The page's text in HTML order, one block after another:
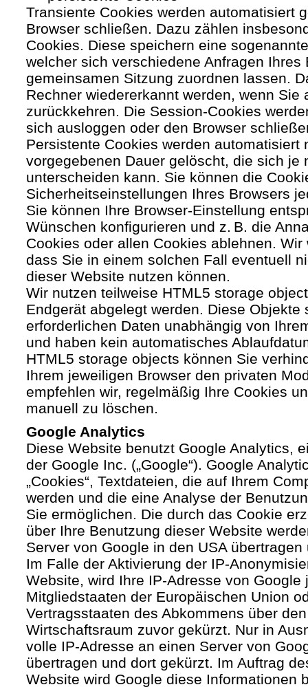
Transiente Cookies werden automatisiert
Browser schließen. Dazu zählen
Cookies. Diese speichern eine
welcher sich verschiedene Anfragen Ihres
gemeinsamen Sitzung zuordnen lassen.
Rechner wiedererkannt werden, wenn Sie
zurückkehren. Die Session-Cookies
sich ausloggen oder den Browser
Persistente Cookies werden automatisiert
vorgegebenen Dauer gelöscht, die sich je
unterscheiden kann. Sie können die
Sicherheitseinstellungen Ihres Browsers
Sie können Ihre Browser-Einstellung
Wünschen konfigurieren und z. B. die
Cookies oder allen Cookies ablehnen.
dass Sie in einem solchen Fall eventuell
dieser Website nutzen können.
Wir nutzen teilweise HTML5 storage
Endgerät abgelegt werden. Diese Objekte
erforderlichen Daten unabhängig von
und haben kein automatisches
HTML5 storage objects können Sie
Ihrem jeweiligen Browser den privaten
empfehlen wir, regelmäßig Ihre Cookies
manuell zu löschen.
Google Analytics
Diese Website benutzt Google Analytics,
der Google Inc. („Google“). Google
„Cookies“, Textdateien, die auf Ihrem
werden und die eine Analyse der
Sie ermöglichen. Die durch das Cookie
über Ihre Benutzung dieser Website
Server von Google in den USA
Im Falle der Aktivierung der IP-
Website, wird Ihre IP-Adresse von Google
Mitgliedstaaten der Europäischen Union
Vertragsstaaten des Abkommens über
Wirtschaftsraum zuvor gekürzt. Nur in
volle IP-Adresse an einen Server von
übertragen und dort gekürzt. Im Auftrag
Website wird Google diese Informationen